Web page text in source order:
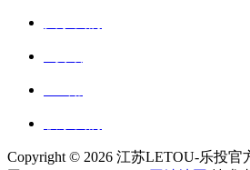
Copyright © 2026 江苏LETOU-乐投